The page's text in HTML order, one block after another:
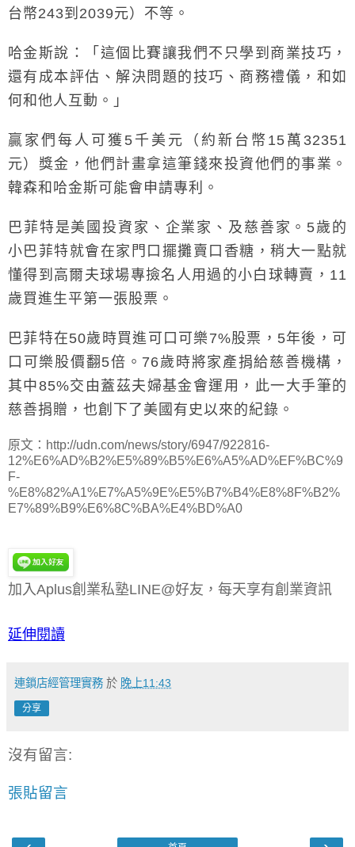
台幣243到2039元）不等。
哈金斯說：「這個比賽讓我們不只學到商業技巧，
還有成本評估、解決問題的技巧、商務禮儀，和如
何和他人互動。」
贏家們每人可獲5千美元（約新台幣15萬32351
元）獎金，他們計畫拿這筆錢來投資他們的事業。
韓森和哈金斯可能會申請專利。
巴菲特是美國投資家、企業家、及慈善家。5歲的
小巴菲特就會在家門口擺攤賣口香糖，稍大一點就
懂得到高爾夫球場專撿名人用過的小白球轉賣，11
歲買進生平第一張股票。
巴菲特在50歲時買進可口可樂7%股票，5年後，可
口可樂股價翻5倍。76歲時將家產捐給慈善機構，
其中85%交由蓋茲夫婦基金會運用，此一大手筆的
慈善捐贈，也創下了美國有史以來的紀錄。
原文：http://udn.com/news/story/6947/922816-
12%E6%AD%B2%E5%89%B5%E6%A5%AD%EF%BC%9
F-
%E8%82%A1%E7%A5%9E%E5%B7%B4%E8%8F%B2%
E7%89%B9%E6%8C%BA%E4%BD%A0
加入Aplus創業私塾LINE@好友，每天享有創業資訊
延伸閱讀
連鎖店經管理實務 於 晚上11:43
分享
沒有留言:
張貼留言